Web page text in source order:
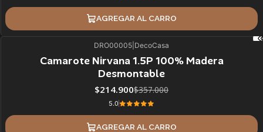
AGREGAR AL CARRO
DRO00005 DecoCasa
Camarote Nirvana 1.5P 100% Madera
Desmontable
$214.900$357.000
5.0
AGREGAR AL CARRO